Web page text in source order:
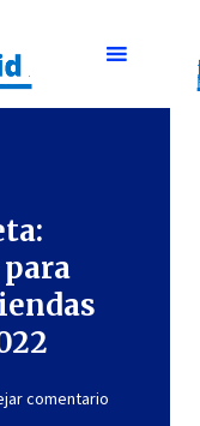
comentario